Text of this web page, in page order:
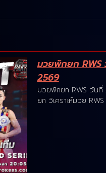
มวยพักยก RWS
2569
มวยพักยก RWS วัน
ยก วิเคราะห์มวย